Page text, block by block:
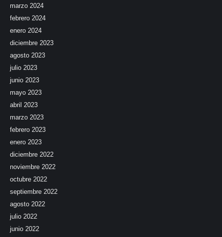
marzo 2024
febrero 2024
enero 2024
diciembre 2023
agosto 2023
julio 2023
junio 2023
mayo 2023
abril 2023
marzo 2023
febrero 2023
enero 2023
diciembre 2022
noviembre 2022
octubre 2022
septiembre 2022
agosto 2022
julio 2022
junio 2022